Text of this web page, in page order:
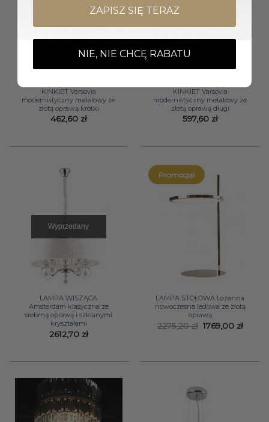
KINKIET Varsovia
modernistyczny metalowy ze
złotą oprawą krótki
462,60 zł
KINKIET Varsovia
modernistyczny metalowy ze
złotą oprawą długi
597,60 zł
Wyprzedany
LAMPA WISZĄCA
Amsterdam klasyczna ze
srebrną oprawą i szklanymi
kryształami
2612,70 zł
Promocja!
LAMPA STOŁOWA Lozanna
nowoczesna ledowa ze złotą
oprawą
2275,20zł Pierwotna
cena
1769,00 zł
ZAPISZ SIĘ TERAZ
NIE, NIE CHCĘ RABATU